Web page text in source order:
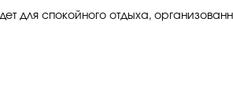
для спокойного отдыха,